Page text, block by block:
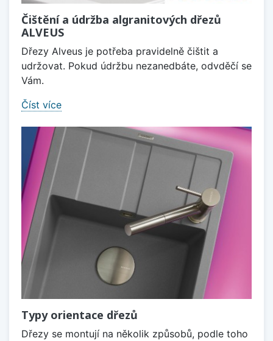
Čištění a údržba algranitových dřezů
ALVEUS
Dřezy Alveus je potřeba pravidelně čištit a
udržovat. Pokud údržbu nezanedbáte, odvděčí se
Vám.
Číst více
Typy orientace dřezů
Dřezy se montují na několik způsobů, podle toho